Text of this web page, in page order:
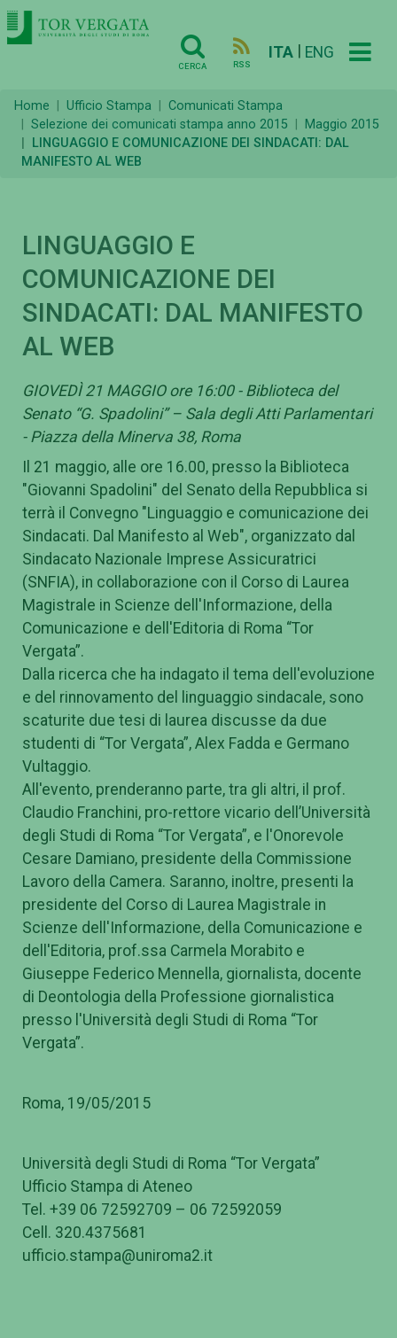
CERCA RSS
ITA ENG
Home Ufficio Stampa
Comunicati Stampa
Selezione dei comunicati stampa anno 2015
Maggio 2015
LINGUAGGIO E COMUNICAZIONE DEI SINDACATI: DAL
MANIFESTO AL WEB
LINGUAGGIO E
COMUNICAZIONE DEI
SINDACATI: DAL MANIFESTO
AL WEB
GIOVEDÌ 21 MAGGIO ore 16:00 - Biblioteca del
Senato “G. Spadolini” – Sala degli Atti Parlamentari
- Piazza della Minerva 38, Roma
Il 21 maggio, alle ore 16.00, presso la Biblioteca
"Giovanni Spadolini" del Senato della Repubblica si
terrà il Convegno "Linguaggio e comunicazione dei
Sindacati. Dal Manifesto al Web", organizzato dal
Sindacato Nazionale Imprese Assicuratrici
(SNFIA), in collaborazione con il Corso di Laurea
Magistrale in Scienze dell'Informazione, della
Comunicazione e dell'Editoria di Roma “Tor
Vergata”.
Dalla ricerca che ha indagato il tema dell'evoluzione
e del rinnovamento del linguaggio sindacale, sono
scaturite due tesi di laurea discusse da due
studenti di “Tor Vergata”, Alex Fadda e Germano
Vultaggio.
All'evento, prenderanno parte, tra gli altri, il prof.
Claudio Franchini, pro-rettore vicario dell’Università
degli Studi di Roma “Tor Vergata”, e l'Onorevole
Cesare Damiano, presidente della Commissione
Lavoro della Camera. Saranno, inoltre, presenti la
presidente del Corso di Laurea Magistrale in
Scienze dell'Informazione, della Comunicazione e
dell'Editoria, prof.ssa Carmela Morabito e
Giuseppe Federico Mennella, giornalista, docente
di Deontologia della Professione giornalistica
presso l'Università degli Studi di Roma “Tor
Vergata”.
Roma, 19/05/2015
Università degli Studi di Roma “Tor Vergata”
Ufficio Stampa di Ateneo
Tel. +39 06 72592709 – 06 72592059
Cell. 320.4375681
ufficio.stampa@uniroma2.it